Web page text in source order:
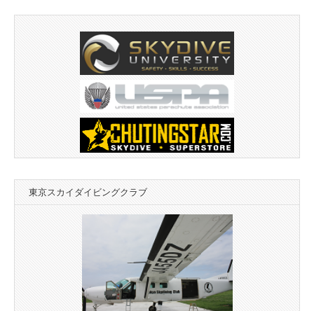
東京スカイダイビングクラブ